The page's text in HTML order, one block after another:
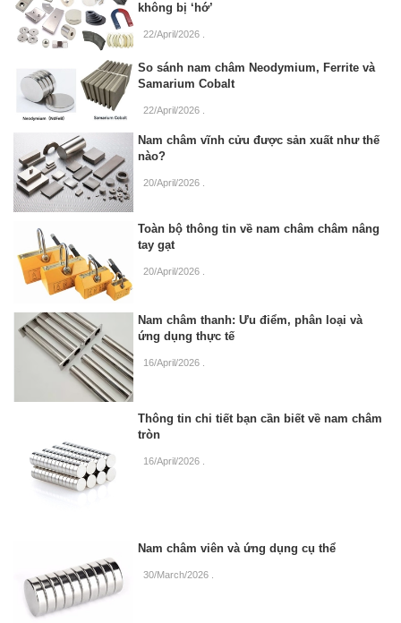
không bị ‘hớ’
22/April/2026
So sánh nam châm Neodymium, Ferrite và
Samarium Cobalt
22/April/2026
Nam châm vĩnh cửu được sản xuất như thế
nào?
20/April/2026
Toàn bộ thông tin về nam châm châm nâng
tay gạt
20/April/2026
Nam châm thanh: Ưu điểm, phân loại và
ứng dụng thực tế
16/April/2026
Thông tin chi tiết bạn cần biết về nam châm
tròn
16/April/2026
Nam châm viên và ứng dụng cụ thể
30/March/2026